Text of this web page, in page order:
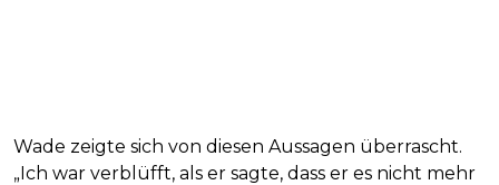
Wade zeigte sich von diesen Aussagen überrascht.
„Ich war verblüfft, als er sagte, dass er es nicht mehr